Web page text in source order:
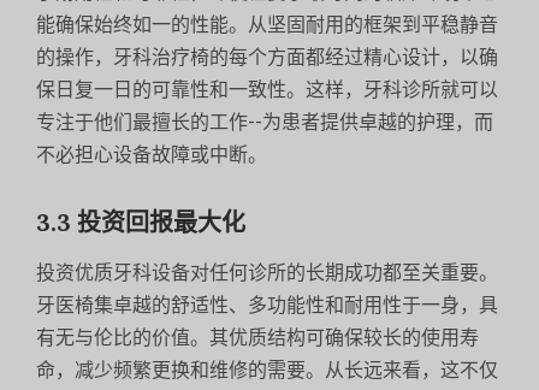
能确保始终如一的性能。从坚固耐用的框架到平稳静音
的操作，牙科治疗椅的每个方面都经过精心设计，以确
保日复一日的可靠性和一致性。这样，牙科诊所就可以
专注于他们最擅长的工作--为患者提供卓越的护理，而
不必担心设备故障或中断。
3.3 投资回报最大化
投资优质牙科设备对任何诊所的长期成功都至关重要。
牙医椅集卓越的舒适性、多功能性和耐用性于一身，具
有无与伦比的价值。其优质结构可确保较长的使用寿
命，减少频繁更换和维修的需要。从长远来看，这不仅